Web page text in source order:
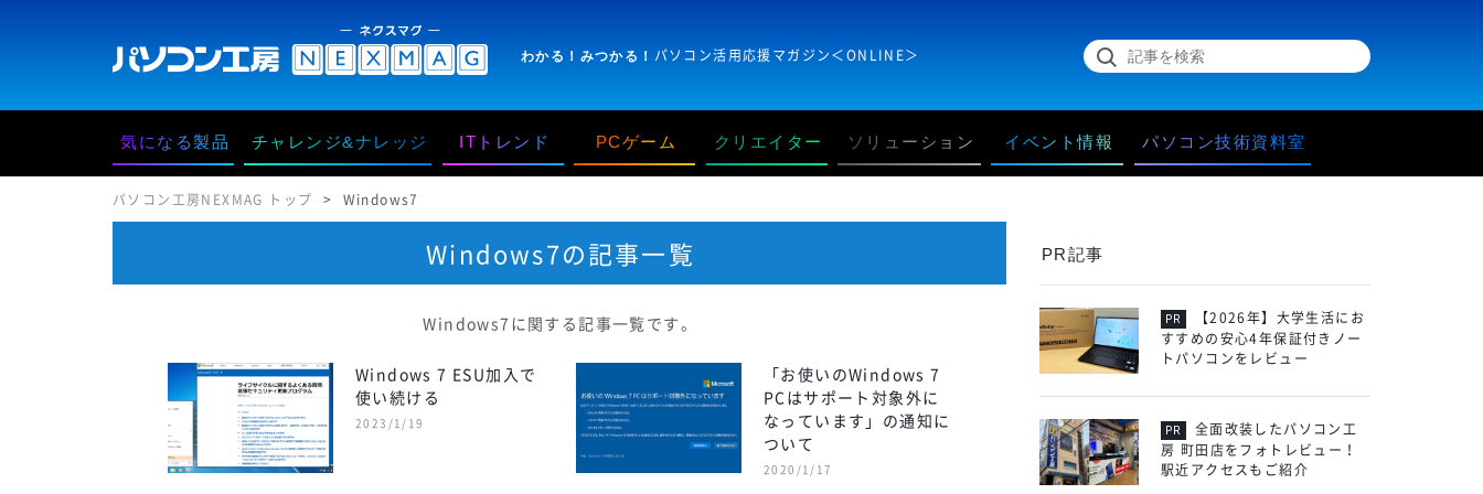
わかる！みつかる！ パソコン活用応援マガジン＜ONLINE＞
気になる製品 チャレンジ&ナレッジ ITトレンド PCゲーム クリエイター ソリューション イベント情報 パソコン技術資料室
パソコン工房NEXMAG トップ Windows7
Windows7の記事一覧
Windows7に関する記事一覧です。
Windows 7 ESU加入で
使い続ける
2023/1/19
「お使いのWindows 7
PCはサポート対象外に
なっています」の通知に
ついて
2020/1/17
PR記事
【2026年】大学生活にお
すすめの安心4年保証付きノー
トパソコンをレビュー
全面改装したパソコン工
房 町田店をフォトレビュー！
駅近アクセスもご紹介